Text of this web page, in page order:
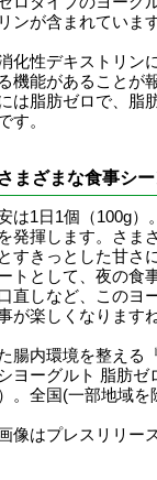
ンが含まれています
化性デキストリン
機能があることが
は脂肪ゼロで、脂
す。
さまざまな食事シ
は1日1個（100g
発揮します。さま
すきっとした甘さ
トとして、夜の食
直しなど、このヨ
が楽しくなりますね
腸内環境を整える
ヨーグルト 脂肪ゼ
。全国(一部地域を
画像はプレスリリー